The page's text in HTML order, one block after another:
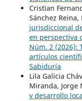
Cristian
Sánchez
jurisdiccional
en perspectiva
Núm. 2 (2026):
artículos
Sabiduría
Lila Galicia
Miranda, Jorge
y desarrollo